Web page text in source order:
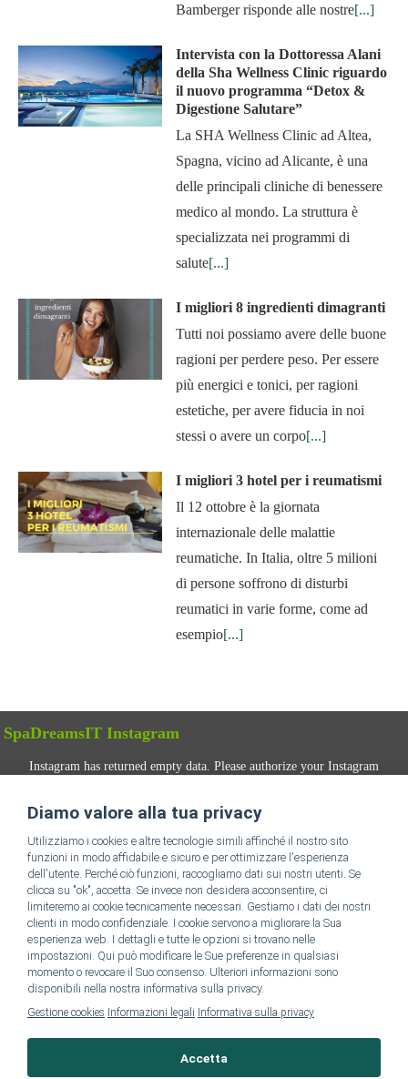
Bamberger risponde alle nostre[...]
Intervista con la Dottoressa Alani
della Sha Wellness Clinic riguardo
il nuovo programma “Detox &
Digestione Salutare”
La SHA Wellness Clinic ad Altea,
Spagna, vicino ad Alicante, è una
delle principali cliniche di benessere
medico al mondo. La struttura è
specializzata nei programmi di
salute[...]
I migliori 8 ingredienti dimagranti
Tutti noi possiamo avere delle buone
ragioni per perdere peso. Per essere
più energici e tonici, per ragioni
estetiche, per avere fiducia in noi
stessi o avere un corpo[...]
I migliori 3 hotel per i reumatismi
Il 12 ottobre è la giornata
internazionale delle malattie
reumatiche. In Italia, oltre 5 milioni
di persone soffrono di disturbi
reumatici in varie forme, come ad
esempio[...]
SpaDreamsIT Instagram
Instagram has returned empty data. Please authorize your Instagram
SEGUICI
Vai alla homepage di SpaDreams IT
Informazioni Legali
Diamo valore alla tua privacy
Utilizziamo i cookies e altre tecnologie simili affinché il nostro sito
funzioni in modo affidabile e sicuro e per ottimizzare l'esperienza
dell'utente. Perché ciò funzioni, raccogliamo dati sui nostri utenti. Se
clicca su "ok", accetta. Se invece non desidera acconsentire, ci
limiteremo ai cookie tecnicamente necessari. Gestiamo i dati dei nostri
clienti in modo confidenziale. I cookie servono a migliorare la Sua
esperienza web. I dettagli e tutte le opzioni si trovano nelle
impostazioni. Qui può modificare le Sue preferenze in qualsiasi
momento o revocare il Suo consenso. Ulteriori informazioni sono
disponibili nella nostra informativa sulla privacy.
Gestione cookies Informazioni legali Informativa sulla privacy
Accetta